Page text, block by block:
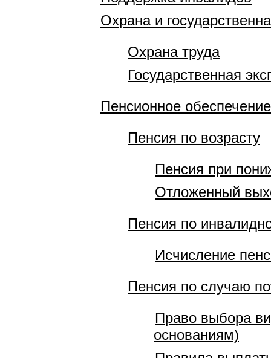
Охрана и
Охрана труда
Государственная
Пенсионное обеспечение
Пенсия по возрасту
Пенсия при
Отложенный
Пенсия по
Исчисление
Пенсия по случаю
Право выбора
основаниям)